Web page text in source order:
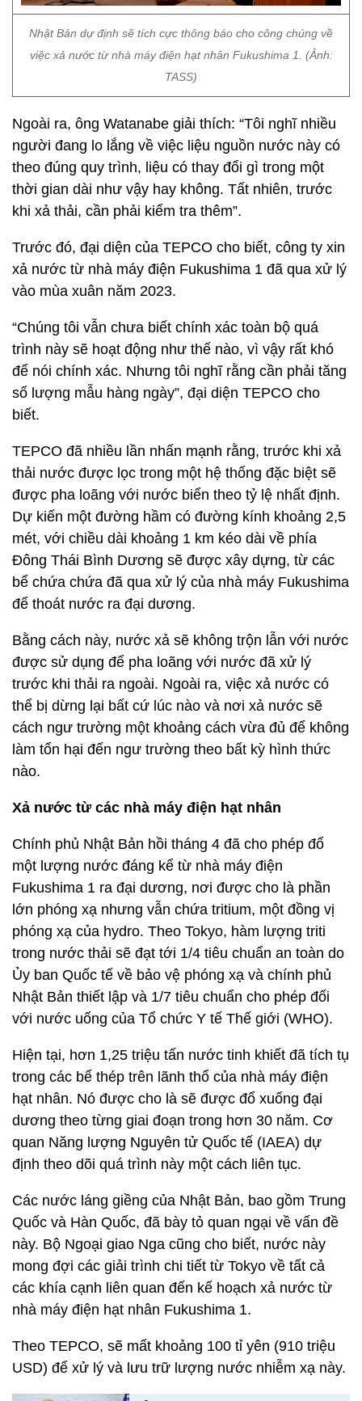
Nhật Bản dự định sẽ tích cực thông báo cho công chúng về
việc xả nước từ nhà máy điện hạt nhân Fukushima 1. (Ảnh:
TASS)
Ngoài ra, ông Watanabe giải thích: “Tôi nghĩ nhiều
người đang lo lắng về việc liệu nguồn nước này có
theo đúng quy trình, liệu có thay đổi gì trong một
thời gian dài như vậy hay không. Tất nhiên, trước
khi xả thải, cần phải kiểm tra thêm”.
Trước đó, đại diện của TEPCO cho biết, công ty xin
xả nước từ nhà máy điện Fukushima 1 đã qua xử lý
vào mùa xuân năm 2023.
“Chúng tôi vẫn chưa biết chính xác toàn bộ quá
trình này sẽ hoạt động như thế nào, vì vậy rất khó
để nói chính xác. Nhưng tôi nghĩ rằng cần phải tăng
số lượng mẫu hàng ngày”, đại diện TEPCO cho
biết.
TEPCO đã nhiều lần nhấn mạnh rằng, trước khi xả
thải nước được lọc trong một hệ thống đặc biệt sẽ
được pha loãng với nước biển theo tỷ lệ nhất định.
Dự kiến một đường hầm có đường kính khoảng 2,5
mét, với chiều dài khoảng 1 km kéo dài về phía
Đông Thái Bình Dương sẽ được xây dựng, từ các
bể chứa chứa đã qua xử lý của nhà máy Fukushima
để thoát nước ra đại dương.
Bằng cách này, nước xả sẽ không trộn lẫn với nước
được sử dụng để pha loãng với nước đã xử lý
trước khi thải ra ngoài. Ngoài ra, việc xả nước có
thể bị dừng lại bất cứ lúc nào và nơi xả nước sẽ
cách ngư trường một khoảng cách vừa đủ để không
làm tổn hại đến ngư trường theo bất kỳ hình thức
nào.
Xả nước từ các nhà máy điện hạt nhân
Chính phủ Nhật Bản hồi tháng 4 đã cho phép đổ
một lượng nước đáng kể từ nhà máy điện
Fukushima 1 ra đại dương, nơi được cho là phần
lớn phóng xạ nhưng vẫn chứa tritium, một đồng vị
phóng xạ của hydro. Theo Tokyo, hàm lượng triti
trong nước thải sẽ đạt tới 1/4 tiêu chuẩn an toàn do
Ủy ban Quốc tế về bảo vệ phóng xạ và chính phủ
Nhật Bản thiết lập và 1/7 tiêu chuẩn cho phép đối
với nước uống của Tổ chức Y tế Thế giới (WHO).
Hiện tại, hơn 1,25 triệu tấn nước tinh khiết đã tích tụ
trong các bể thép trên lãnh thổ của nhà máy điện
hạt nhân. Nó được cho là sẽ được đổ xuống đại
dương theo từng giai đoạn trong hơn 30 năm. Cơ
quan Năng lượng Nguyên tử Quốc tế (IAEA) dự
định theo dõi quá trình này một cách liên tục.
Các nước láng giềng của Nhật Bản, bao gồm Trung
Quốc và Hàn Quốc, đã bày tỏ quan ngại về vấn đề
này. Bộ Ngoại giao Nga cũng cho biết, nước này
mong đợi các giải trình chi tiết từ Tokyo về tất cả
các khía cạnh liên quan đến kế hoạch xả nước từ
nhà máy điện hạt nhân Fukushima 1.
Theo TEPCO, sẽ mất khoảng 100 tỉ yên (910 triệu
USD) để xử lý và lưu trữ lượng nước nhiễm xạ này.